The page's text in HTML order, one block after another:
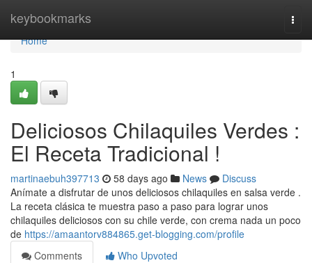
keybookmarks
Home
Home
1
Deliciosos Chilaquiles Verdes :
El Receta Tradicional !
martinaebuh397713 58 days ago News
Discuss
Anímate a disfrutar de unos deliciosos chilaquiles en salsa verde .
La receta clásica te muestra paso a paso para lograr unos
chilaquiles deliciosos con su chile verde, con crema nada un poco
de https://amaantorv884865.get-blogging.com/profile
Comments
Who Upvoted